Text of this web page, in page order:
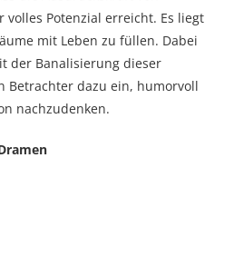
volles Potenzial erreicht. Es liegt
mit Leben zu füllen. Dabei
der Banalisierung dieser
Betrachter dazu ein, humorvoll
nachzudenken.